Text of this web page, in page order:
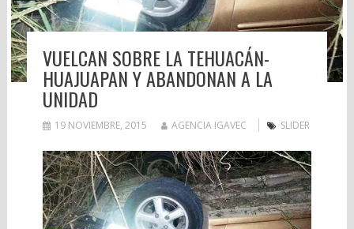
VUELCAN SOBRE LA TEHUACÁN-
HUAJUAPAN Y ABANDONAN A LA
UNIDAD
19 NOVIEMBRE, 2015 AGENCIA IGAVEC SLIDER